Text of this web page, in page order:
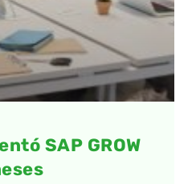
SAP GROW